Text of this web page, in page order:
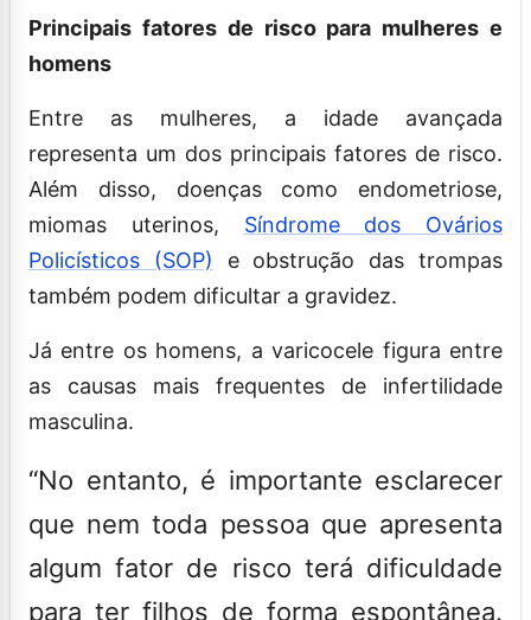
Principais fatores de risco para mulheres e
homens
Entre as mulheres, a idade avançada
representa um dos principais fatores de risco.
Além disso, doenças como endometriose,
miomas uterinos, Síndrome dos Ovários
Policísticos (SOP) e obstrução das trompas
também podem dificultar a gravidez.
Já entre os homens, a varicocele figura entre
as causas mais frequentes de infertilidade
masculina.
“No entanto, é importante esclarecer
que nem toda pessoa que apresenta
algum fator de risco terá dificuldade
para ter filhos de forma espontânea.